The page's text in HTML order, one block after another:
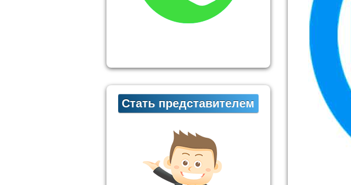
Стать представителем